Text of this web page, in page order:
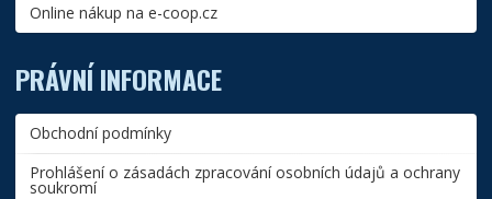
Online nákup na e-coop.cz
PRÁVNÍ INFORMACE
Obchodní podmínky
Prohlášení o zásadách zpracování osobních údajů a ochrany
soukromí